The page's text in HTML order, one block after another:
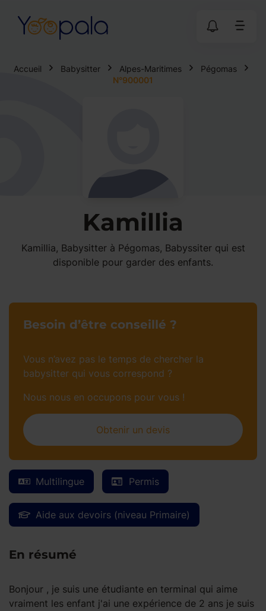
Accueil Babysitter Alpes-Maritimes
Pégomas
N°900001
Kamillia
Kamillia, Babysitter à Pégomas, Babyssiter qui est
disponible pour garder des enfants.
Multilingue Permis
Aide aux devoirs (niveau Primaire)
En résumé
Bonjour , je suis une étudiante en terminal qui aime
vraiment les enfant j'ai une expérience de 2 ans je suis
Besoin d’être conseillé ?
Vous n’avez pas le temps de chercher la
babysitter qui vous correspond ?
Nous nous en occupons pour vous !
Obtenir un devis